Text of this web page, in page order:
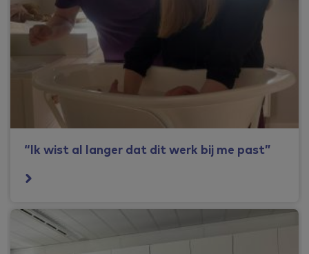
“Ik wist al langer dat dit werk bij me past”